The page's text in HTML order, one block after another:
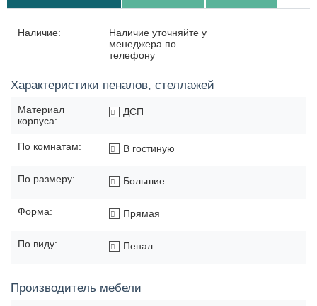
Наличие:
Наличие уточняйте у
менеджера по
телефону
Характеристики пеналов, стеллажей
Материал
корпуса:
ДСП
По комнатам: В гостиную
По размеру: Большие
Форма: Прямая
По виду: Пенал
Производитель мебели